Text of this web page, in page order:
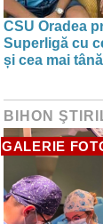
CSU Oradea
Superligă cu
și cea mai
BIHON
GALERIE